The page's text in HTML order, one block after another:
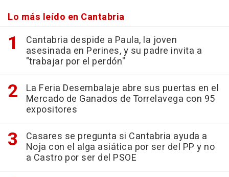
Lo más leído en Cantabria
Cantabria despide a Paula, la joven
asesinada en Perines, y su padre invita a
"trabajar por el perdón"
La Feria Desembalaje abre sus puertas en el
Mercado de Ganados de Torrelavega con 95
expositores
Casares se pregunta si Cantabria ayuda a
Noja con el alga asiática por ser del PP y no
a Castro por ser del PSOE